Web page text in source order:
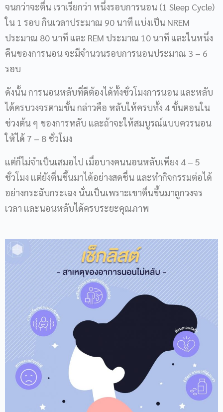
จนกว่าจะตื่น เราเรียกว่า หนึ่งรอบการนอน (1 Sleep Cycle)
ใน 1 รอบ กินเวลาประมาณ 90 นาที แบ่งเป็น NREM
ประมาณ 80 นาที และ REM ประมาณ 10 นาที และในหนึ่ง
คืนของการนอน จะมีจำนวนรอบการนอนประมาณ 3 – 6
รอบ
ดังนั้น การนอนหลับที่ดีต้องได้ทั้งชั่วโมงการนอน และหลับ
ได้ครบวงจรตามขั้น กล่าวคือ หลับให้ครบทั้ง 4 ขั้นตอนใน
ช่วงต้น ๆ ของการหลับ และถ้าจะให้สมบูรณ์แบบควรนอน
ให้ได้ 7 – 8 ชั่วโมง
แต่ก็ไม่จำเป็นเสมอไป เมื่อบางคนนอนหลับเพียง 4 – 5
ชั่วโมง แต่ยังตื่นขึ้นมาได้อย่างสดชื่น และทำกิจกรรมต่อได้
อย่างกระฉับกระเฉง นั่นเป็นเพราะเขาตื่นขึ้นมาถูกวงจร
เวลา และนอนหลับได้ครบระยะคุณภาพ